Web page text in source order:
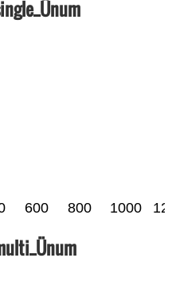
600 800 1000